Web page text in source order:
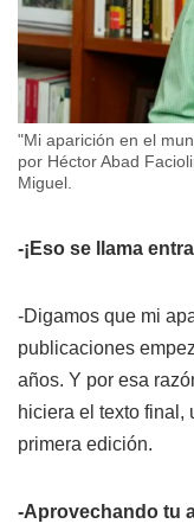
"Mi aparición en el
por Héctor Abad
Miguel.
-¡Eso se llama
-Digamos que mi
publicaciones
años. Y por esa
hiciera el texto final,
primera edición.
-Aprovechando tu